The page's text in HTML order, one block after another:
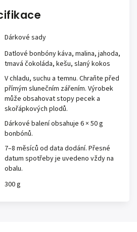
Dárkové sady
Datlové bonbóny káva, malina, jahoda,
tmavá čokoláda, kešu, slaný kokos
V chladu, suchu a temnu. Chraňte před
přímým slunečním zářením. Výrobek
může obsahovat stopy pecek a
skořápkových plodů.
Dárkové balení obsahuje 6 × 50 g
bonbónů.
7–8 měsíců od data dodání. Přesné
datum spotřeby je uvedeno vždy na
obalu.
300 g